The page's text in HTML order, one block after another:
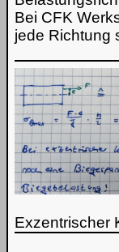
Bei CFK
jede Richtung
Exzentrischer